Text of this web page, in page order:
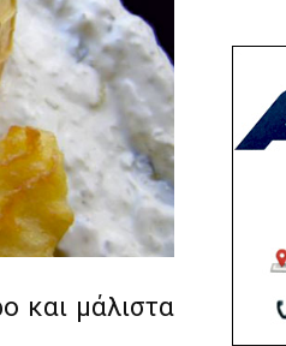
και μάλιστα